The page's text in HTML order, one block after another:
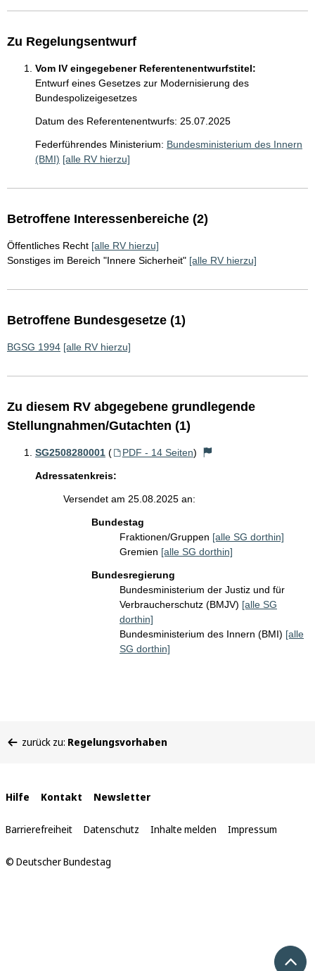
Zu Regelungsentwurf
Vom IV eingegebener Referentenentwurfstitel:
Entwurf eines Gesetzes zur Modernisierung des
Bundespolizeigesetzes
Datum des Referentenentwurfs: 25.07.2025
Federführendes Ministerium: Bundesministerium des Innern
(BMI) [alle RV hierzu]
Betroffene Interessenbereiche (2)
Öffentliches Recht [alle RV hierzu]
Sonstiges im Bereich "Innere Sicherheit" [alle RV hierzu]
Betroffene Bundesgesetze (1)
BGSG 1994 [alle RV hierzu]
Zu diesem RV abgegebene grundlegende
Stellungnahmen/Gutachten (1)
SG2508280001 ( PDF - 14 Seiten)
Adressatenkreis:
Versendet am 25.08.2025 an:
Bundestag
Fraktionen/Gruppen [alle SG dorthin]
Gremien [alle SG dorthin]
Bundesregierung
Bundesministerium der Justiz und für
Verbraucherschutz (BMJV) [alle SG
dorthin]
Bundesministerium des Innern (BMI) [alle
SG dorthin]
befinden
zurück zu: Regelungsvorhaben
Interne
Links
Hilfe Kontakt Newsletter
Barrierefreiheit Datenschutz Inhalte melden Impressum
© Deutscher Bundestag